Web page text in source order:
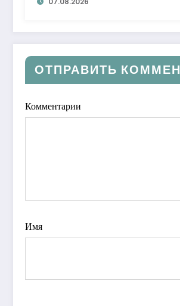
ОТПРАВИТЬ
Комментарии
Имя